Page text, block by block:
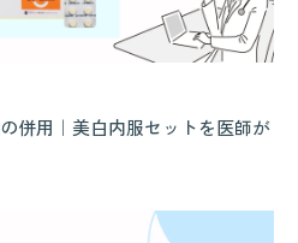
併用｜美白内服セットを医師が